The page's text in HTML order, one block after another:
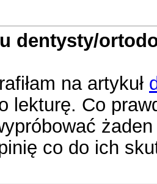
dentysty/
na artykuł
lekturę. Co
co do ich